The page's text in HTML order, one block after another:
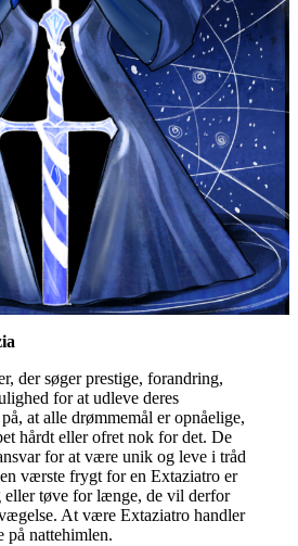
der søger prestige, forandring,
for at udleve deres
at alle drømmemål er opnåelige,
hårdt eller ofret nok for det. De
for at være unik og leve i tråd
værste frygt for en Extaziatro er
eller tøve for længe, de vil derfor
At være Extaziatro handler
på nattehimlen.